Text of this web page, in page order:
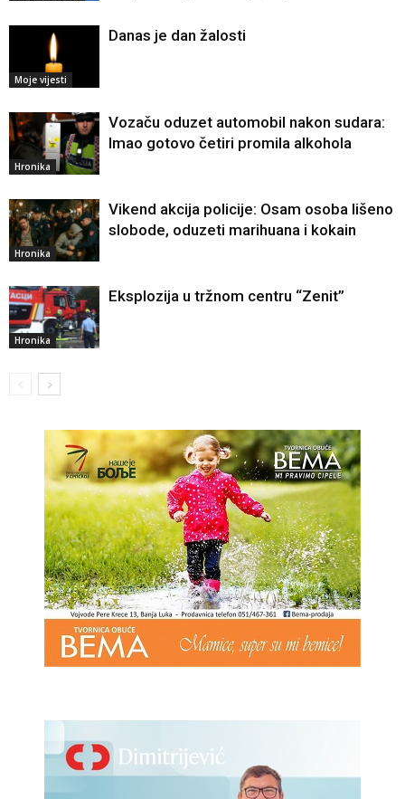
Moje vijesti
Danas je dan žalosti
Hronika
Vozaču oduzet automobil nakon sudara:
Imao gotovo četiri promila alkohola
Hronika
Vikend akcija policije: Osam osoba lišeno
slobode, oduzeti marihuana i kokain
Hronika
Eksplozija u tržnom centru “Zenit”